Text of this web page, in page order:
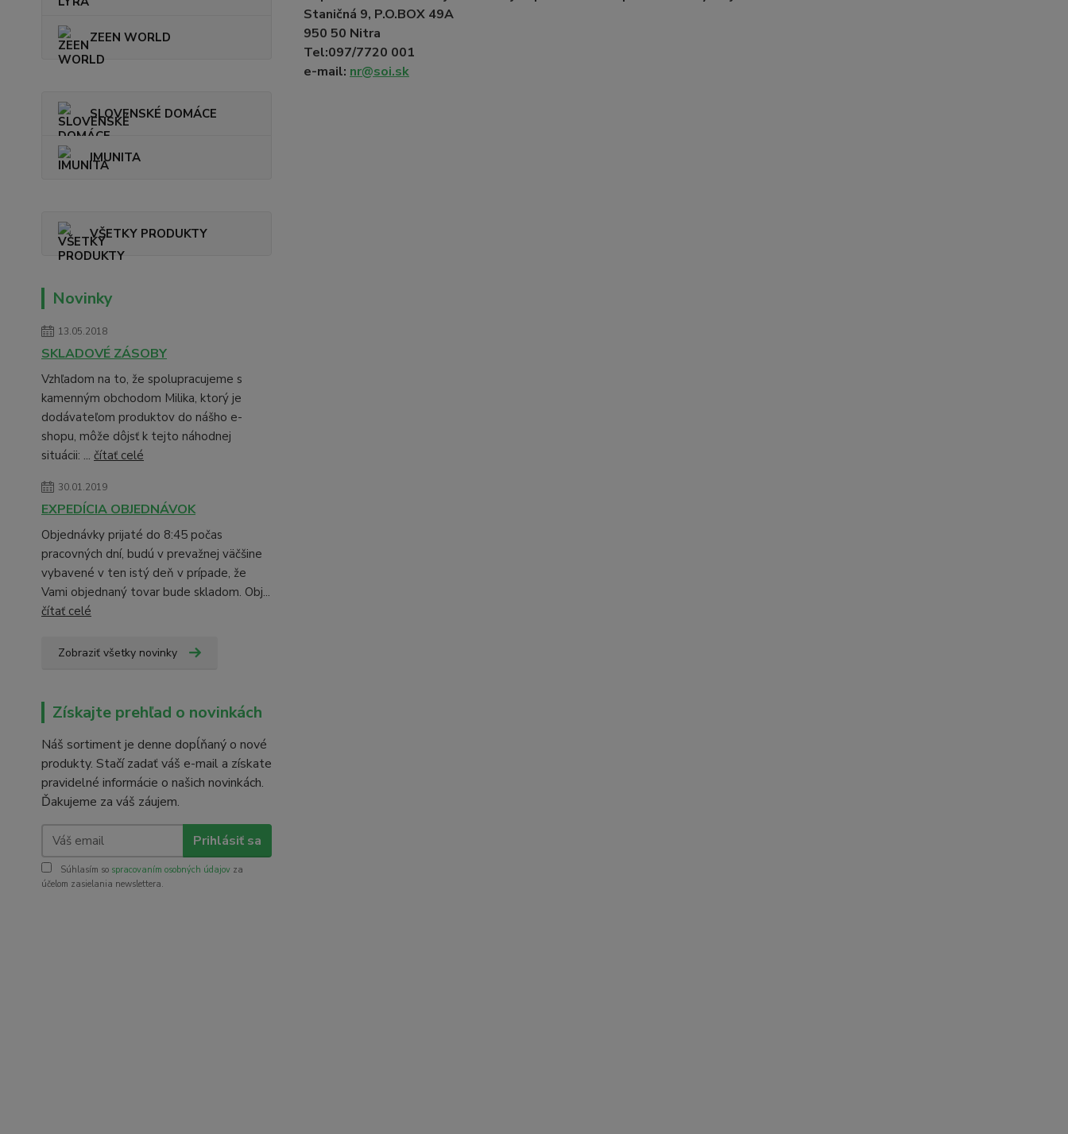
ZEEN WORLD
SLOVENSKÉ DOMÁCE
IMUNITA
VŠETKY PRODUKTY
Novinky
13.05.2018
SKLADOVÉ ZÁSOBY
Vzhľadom na to, že spolupracujeme s
kamenným obchodom Milika, ktorý je
dodávateľom produktov do nášho e-
shopu, môže dôjsť k tejto náhodnej
situácii: ... čítať celé
30.01.2019
EXPEDÍCIA OBJEDNÁVOK
Objednávky prijaté do 8:45 počas
pracovných dní, budú v prevažnej väčšine
vybavené v ten istý deň v prípade, že
Vami objednaný tovar bude skladom. Obj...
čítať celé
Zobraziť všetky novinky
Získajte prehľad o novinkách
Náš sortiment je denne dopĺňaný o nové
produkty. Stačí zadať váš e-mail a získate
pravidelné informácie o našich novinkách.
Ďakujeme za váš záujem.
Prihlásiť sa
Súhlasím so spracovaním osobných údajov za
účelom zasielania newslettera.
Staničná 9, P.O.BOX 49A
950 50 Nitra
Tel:097/7720 001
e-mail: nr@soi.sk